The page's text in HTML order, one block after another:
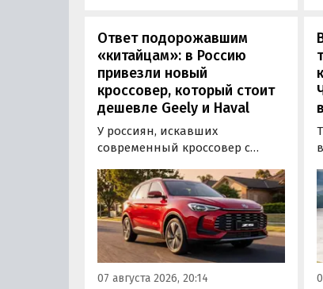
Ответ подорожавшим
«китайцам»: в Россию
привезли новый
кроссовер, который стоит
дешевле Geely и Haval
У россиян, искавших
современный кроссовер с
доступной цене, теперь есть
еще один вариант с китайского
рынка — MG ZS. В Китае он
стоит от 900 000 рублей по
текущему курсу, а в РФ с учетом
всех расходов за него нужно
отдать минимум 1 500 000
07 августа 2026, 20:14